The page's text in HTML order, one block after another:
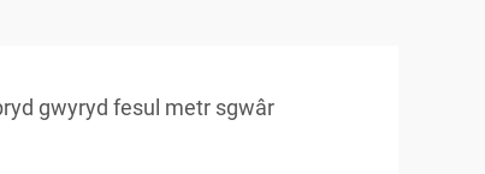
gwyryd fesul metr sgwâr